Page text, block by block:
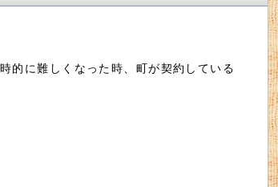
的に難しくなった時、町が契約している